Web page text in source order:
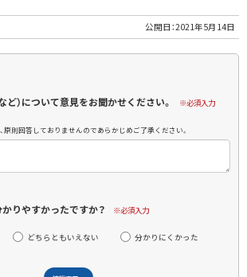
公開日：2021年5月14日
ど）について意見をお聞かせください。 ※必須入力
原則回答しておりませんのであらかじめご了承ください。
りやすかったですか？ ※必須入力
どちらともいえない 分かりにくかった